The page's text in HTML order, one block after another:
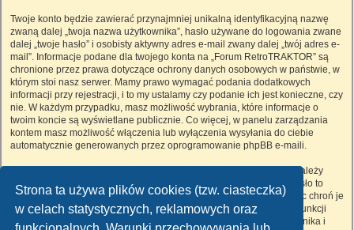
Strona ta używa plików cookies (tzw. ciasteczka)
w celach statystycznych, reklamowych oraz
Twoje konto będzie zawierać przynajmniej unikalną identyfikacyjną nazwę
zwaną dalej „twoja nazwa użytkownika”, hasło używane do logowania zwane
dalej „twoje hasło” i osobisty aktywny adres e-mail zwany dalej „twój adres e-
mail”. Informacje podane dla twojego konta na „Forum RetroTRAKTOR” są
chronione przez prawa dotyczące ochrony danych osobowych w państwie, w
którym stoi nasz serwer. Mamy prawo wymagać podania dodatkowych
informacji przy rejestracji, i to my ustalamy czy podanie ich jest konieczne, czy
nie. W każdym przypadku, masz możliwość wybrania, które informacje o
twoim koncie są wyświetlane publicznie. Co więcej, w panelu zarządzania
kontem masz możliwość włączenia lub wyłączenia wysyłania do ciebie
automatycznie generowanych przez oprogramowanie phpBB e-maili.
Twoje hasło jest zaszyfrowane, więc jest bezpieczne, niemniej nie należy
używać tego samego hasła na różnych witrynach internetowych. Hasło to
umożliwia dostęp do twojego konta na „Forum RetroTRAKTOR”, więc chroń je
i w żadnym wypadku nie podawajnikomu. Jeśli je zapomnisz, użyj funkcji
„Nie pamiętam hasła”. Witryna poprosi cię o podanie nazwy użytkownika i